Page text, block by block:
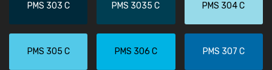
PMS 303 C PMS 3035 C PMS 304 C
PMS 305 C PMS 306 C PMS 307 C